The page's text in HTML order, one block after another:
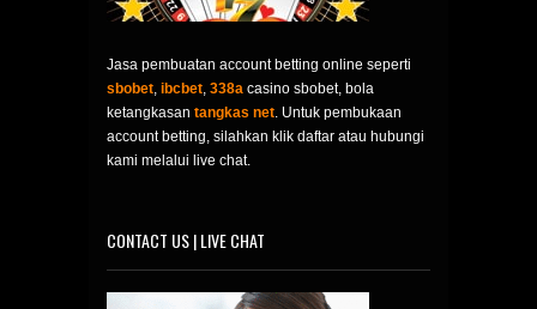
Jasa pembuatan account betting online seperti
sbobet, ibcbet, 338a casino sbobet, bola
ketangkasan tangkas net. Untuk pembukaan
account betting, silahkan klik daftar atau hubungi
kami melalui live chat.
CONTACT US | LIVE CHAT